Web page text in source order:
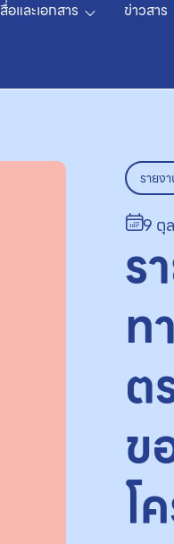
สื่อและเอกสาร ข่าวสาร
รายง
9 ตุ
ร
ท
ต
ข
โ